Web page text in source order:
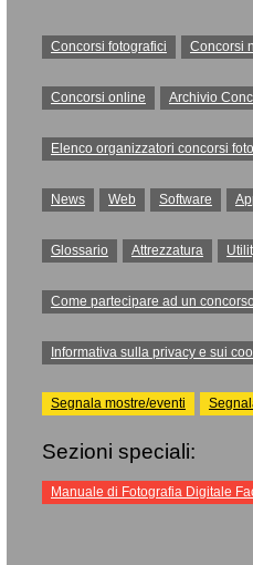
Concorsi fotografici Concorsi
Concorsi online Archivio
Elenco organizzatori concorsi
News Web Software
Glossario Attrezzatura
Come partecipare ad un
Informativa sulla privacy e sui
Segnala mostre/eventi
Sezioni speciali:
Manuale di Fotografia Digitale